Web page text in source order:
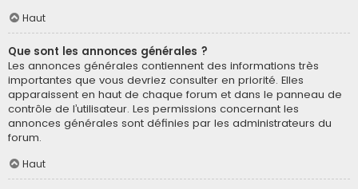
Haut
Que sont les annonces générales ?
Les annonces générales contiennent des informations très
importantes que vous devriez consulter en priorité. Elles
apparaissent en haut de chaque forum et dans le panneau de
contrôle de l’utilisateur. Les permissions concernant les
annonces générales sont définies par les administrateurs du
forum.
Haut